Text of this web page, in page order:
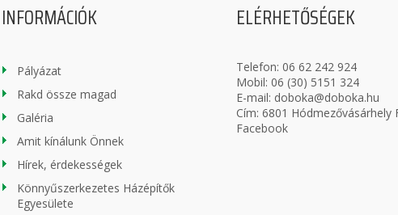
INFORMÁCIÓK
Pályázat
Rakd össze magad
Galéria
Amit kínálunk Önnek
Hírek, érdekességek
Könnyűszerkezetes Házépítők
Egyesülete
ELÉRHETŐSÉGEK
Telefon: 06 62 242 924
Mobil: 06 (30) 5151 324
E-mail: doboka@doboka.hu
Cím: 6801 Hódmezővásárhely
Facebook